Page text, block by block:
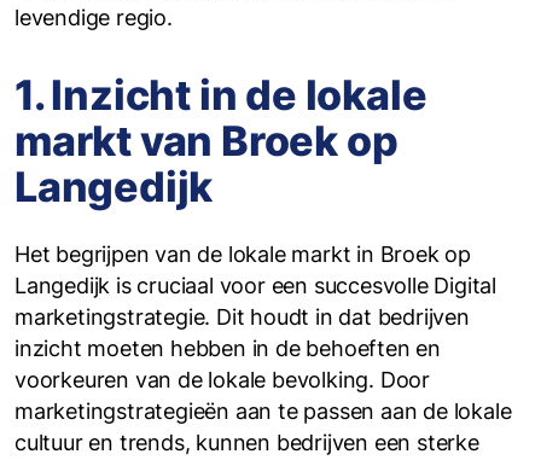
levendige regio.
1. Inzicht in de lokale
markt van Broek op
Langedijk
Het begrijpen van de lokale markt in Broek op
Langedijk is cruciaal voor een succesvolle Digital
marketingstrategie. Dit houdt in dat bedrijven
inzicht moeten hebben in de behoeften en
voorkeuren van de lokale bevolking. Door
marketingstrategieën aan te passen aan de lokale
cultuur en trends, kunnen bedrijven een sterke